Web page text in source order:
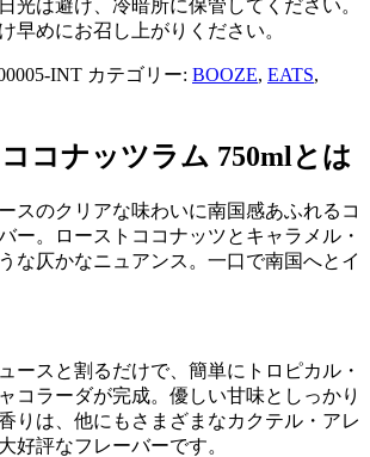
光は避け、冷暗所に保管してください。
早めにお召し上がりください。
INT カテゴリー: BOOZE, EATS,
コナッツラム 750ml とは
スのクリアな味わいに南国感あふれるコ
ー。ローストココナッツとキャラメル・
な仄かなニュアンス。一口で南国へとイ
ースと割るだけで、簡単にトロピカル・
コラーダが完成。優しい甘味としっかり
りは、他にもさまざまなカクテル・アレ
好評なフレーバーです。